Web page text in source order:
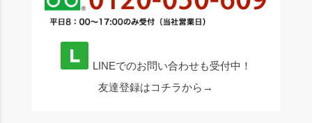
LINEでのお問い合わせも受付中！
友達登録はコチラから→